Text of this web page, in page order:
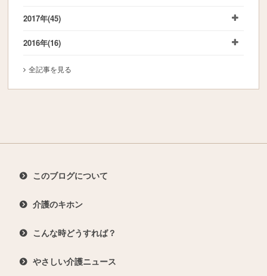
2017年(45)
2016年(16)
全記事を見る
このブログについて
介護のキホン
こんな時どうすれば？
やさしい介護ニュース